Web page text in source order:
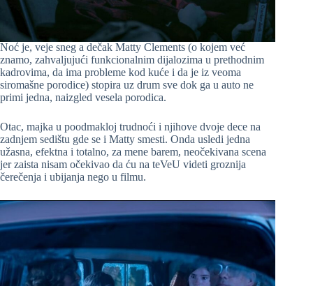
Noć je, veje sneg a dečak Matty Clements (o kojem već
znamo, zahvaljujući funkcionalnim dijalozima u prethodnim
kadrovima, da ima probleme kod kuće i da je iz veoma
siromašne porodice) stopira uz drum sve dok ga u auto ne
primi jedna, naizgled vesela porodica.
Otac, majka u poodmakloj trudnoći i njihove dvoje dece na
zadnjem sedištu gde se i Matty smesti. Onda usledi jedna
užasna, efektna i totalno, za mene barem, neočekivana scena
jer zaista nisam očekivao da ću na teVeU videti groznija
čerečenja i ubijanja nego u filmu.